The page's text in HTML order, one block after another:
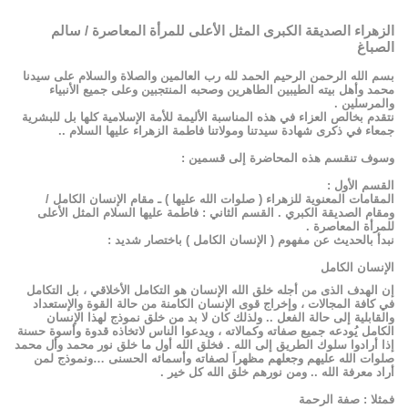
الزهراء الصديقة الكبرى المثل الأعلى للمرأة المعاصرة / سالم
الصباغ‎
بسم الله الرحمن الرحيم الحمد لله رب العالمين والصلاة والسلام على سيدنا
محمد وأهل بيته الطيبين الطاهرين وصحبه المنتجبين وعلى جميع الأنبياء
والمرسلين .
نتقدم بخالص العزاء في هذه المناسبة الأليمة للأمة الإسلامية كلها بل للبشرية
جمعاء في ذكرى شهادة سيدتنا ومولاتنا فاطمة الزهراء عليها السلام ..
وسوف تنقسم هذه المحاضرة إلى قسمين :
القسم الأول :
المقامات المعنوية للزهراء ( صلوات الله عليها ) ـ مقام الإنسان الكامل /
ومقام الصديقة الكبري . القسم الثاني : فاطمة عليها السلام المثل الأعلى
للمرأة المعاصرة .
نبدأ بالحديث عن مفهوم ( الإنسان الكامل ) باختصار شديد :
الإنسان الكامل
إن الهدف الذى من أجله خلق الله الإنسان هو التكامل الأخلاقي ، بل التكامل
في كافة المجالات ، وإخراج قوى الإنسان الكامنة من حالة القوة والإستعداد
والقابلية إلى حالة الفعل .. ولذلك كان لا بد من خلق نموذج لهذا الإنسان
الكامل يُودعه جميع صفاته وكمالاته ، ويدعوا الناس لاتخاذه قدوة وأسوة حسنة
إذا أرادوا سلوك الطريق إلى الله . فخلق الله أول ما خلق نور محمد وأل محمد
صلوات الله عليهم وجعلهم مظهراَ لصفاته وأسمائه الحسنى …ونموذج لمن
أراد معرفة الله .. ومن نورهم خلق الله كل خير .
فمثلا : صفة الرحمة